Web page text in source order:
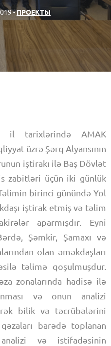
-ПРОЕКТЫ
il tarixlərində AMAK
üzrə Şərq Alyansının
iştirakı ilə Baş Dövlət
zabitləri üçün iki günlük
birinci günündə Yol
iştirak etmiş və təlim
aparmışdır. Eyni
Şəmkir, Şamaxı və
olan əməkdaşları
təlimə qoşulmuşdur.
zonalarında hadisə ilə
və onun analizi
bilik və təcrübələrini
barədə toplanan
və istifadəsinin